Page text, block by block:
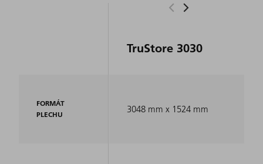
FORMÁT
PLECHU
TruStore 3030
3048 mm x 1524 mm